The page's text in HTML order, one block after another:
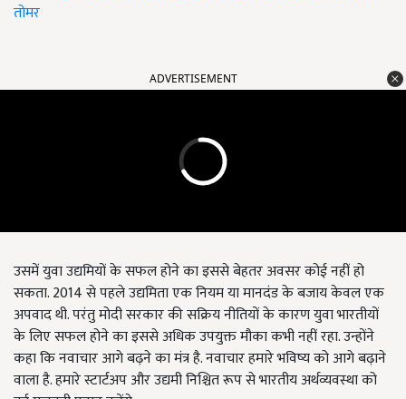
तोमर
ADVERTISEMENT
उसमें युवा उद्यमियों के सफल होने का इससे बेहतर अवसर कोई नहीं हो
सकता. 2014 से पहले उद्यमिता एक नियम या मानदंड के बजाय केवल एक
अपवाद थी. परंतु मोदी सरकार की सक्रिय नीतियों के कारण युवा भारतीयों
के लिए सफल होने का इससे अधिक उपयुक्त मौका कभी नहीं रहा. उन्होंने
कहा कि नवाचार आगे बढ़ने का मंत्र है. नवाचार हमारे भविष्य को आगे बढ़ाने
वाला है. हमारे स्टार्टअप और उद्यमी निश्चित रूप से भारतीय अर्थव्यवस्था को